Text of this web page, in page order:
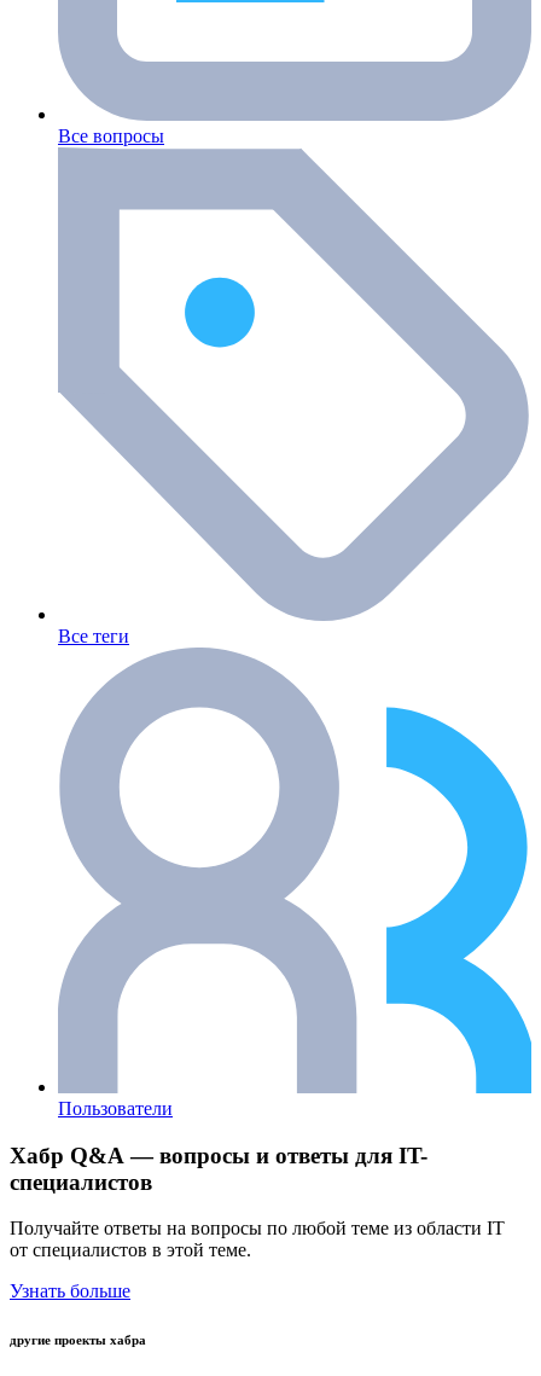
Все вопросы
Все теги
Пользователи
Хабр Q&A — вопросы и ответы для IT-
специалистов
Получайте ответы на вопросы по любой теме из области IT
от специалистов в этой теме.
Узнать больше
другие проекты хабра